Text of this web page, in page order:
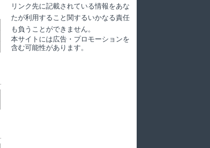
リンク先に記載されている情報をあな
たが利用すること関するいかなる責任
も負うことができません。
本サイトには広告・プロモーションを
含む可能性があります。